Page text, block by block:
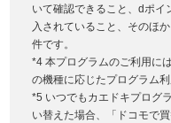
いて確認できること、dポイ
入されていること、そのほ
件です。
*4 本プログラムのご利用に
の機種に応じたプログラム
*5 いつでもカエドキプログ
い替えた場合、「ドコモで